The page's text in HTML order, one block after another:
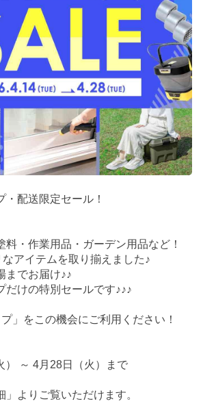
・配送限定セール！
料・作業用品・ガーデン用品など！
アイテムを取り揃えました♪
までお届け♪♪
だけの特別セールです♪♪♪
」をこの機会にご利用ください！
） ～ 4月28日（火）まで
」よりご覧いただけます。